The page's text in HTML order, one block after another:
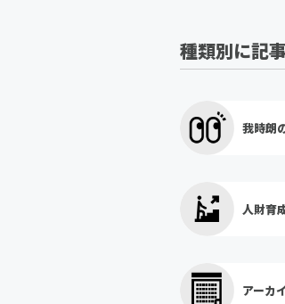
種類別に記
我時朗
人財育
アーカ